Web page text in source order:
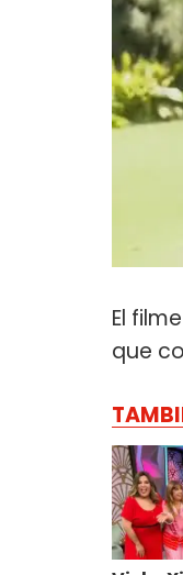
El
que